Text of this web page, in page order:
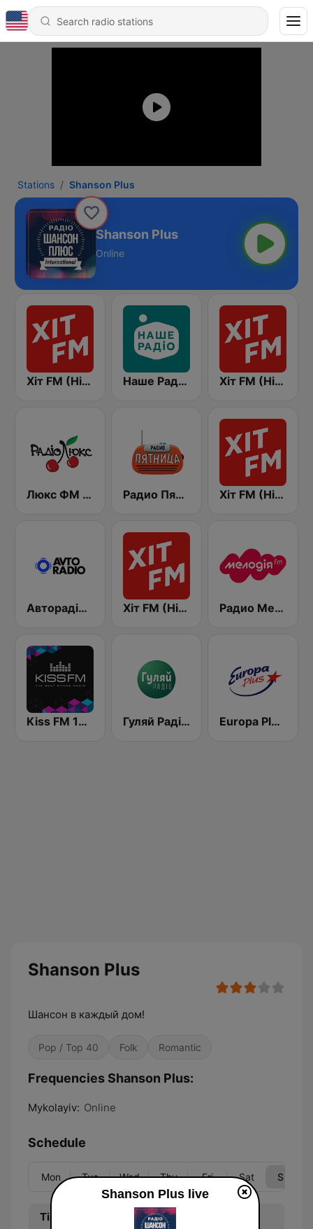
Stations Shanson Plus
Shanson Plus
Online
Хіт FM (Hit FM) Наше Радио (Nashe Radio) 107.9 Хіт FM (Hit FM) - Top
Люкс ФМ Україна - Lux FM Ukraine Радио Пятница (Pyatnica) Хіт FM (Hit FM) - Ukr
Авторадіо (Avto Radio) Хіт FM (Hit FM) - Best Радио Мелодия (Radio Melodia)
Kiss FM 106.5 (Кисc ФМ) Гуляй Радіо (Guliay Radio) Europa Plus Ukraine (Европа Плюс Украина)
Shanson Plus
Шансон в каждый дом!
Pop / Top 40 Folk Romantic
Frequencies Shanson Plus:
Mykolayiv: Online
Schedule
Mon Tue Wed Thu Fri Sat Sun
Time Program
Shanson Plus live